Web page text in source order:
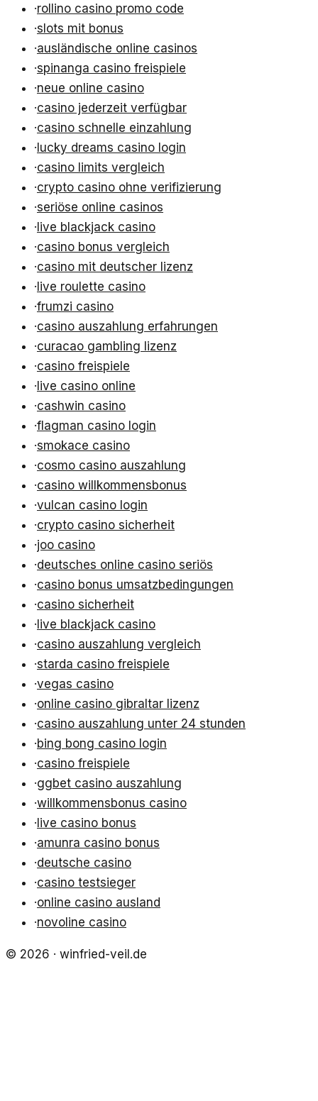
·rollino casino promo code
·slots mit bonus
·ausländische online casinos
·spinanga casino freispiele
·neue online casino
·casino jederzeit verfügbar
·casino schnelle einzahlung
·lucky dreams casino login
·casino limits vergleich
·crypto casino ohne verifizierung
·seriöse online casinos
·live blackjack casino
·casino bonus vergleich
·casino mit deutscher lizenz
·live roulette casino
·frumzi casino
·casino auszahlung erfahrungen
·curacao gambling lizenz
·casino freispiele
·live casino online
·cashwin casino
·flagman casino login
·smokace casino
·cosmo casino auszahlung
·casino willkommensbonus
·vulcan casino login
·crypto casino sicherheit
·joo casino
·deutsches online casino seriös
·casino bonus umsatzbedingungen
·casino sicherheit
·live blackjack casino
·casino auszahlung vergleich
·starda casino freispiele
·vegas casino
·online casino gibraltar lizenz
·casino auszahlung unter 24 stunden
·bing bong casino login
·casino freispiele
·ggbet casino auszahlung
·willkommensbonus casino
·live casino bonus
·amunra casino bonus
·deutsche casino
·casino testsieger
·online casino ausland
·novoline casino
© 2026 · winfried-veil.de